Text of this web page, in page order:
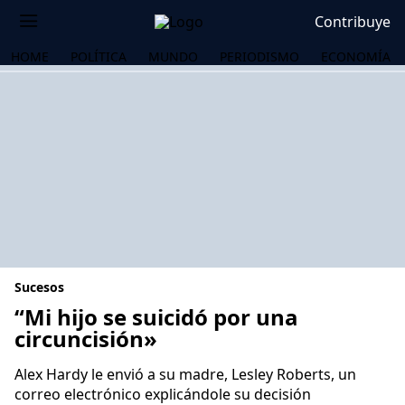
Contribuye
HOME POLÍTICA MUNDO PERIODISMO ECONOMÍA
Sucesos
“Mi hijo se suicidó por una
circuncisión»
Alex Hardy le envió a su madre, Lesley Roberts, un
correo electrónico explicándole su decisión